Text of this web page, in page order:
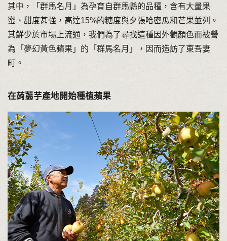
其中，「群馬名月」為孕育自群馬縣的品種，含有大量果
蜜、甜度甚強，高達15%的糖度與夕張哈密瓜和芒果並列。
其鮮少於市場上流通，我們為了尋找這種因外觀顏色而被譽
為「夢幻黃色蘋果」的「群馬名月」，因而造訪了東吾妻
町。
在蒟蒻芋產地開始種植蘋果